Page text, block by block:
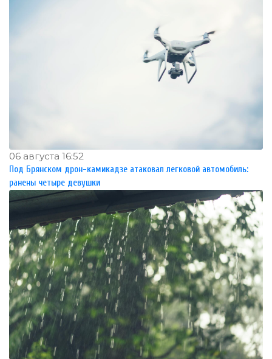
06 августа 16:52
Под Брянском дрон-камикадзе атаковал легковой автомобиль:
ранены четыре девушки